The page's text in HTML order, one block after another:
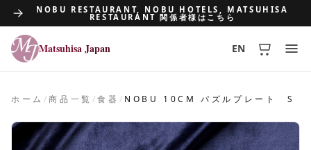
NOBU RESTAURANT, NOBU HOTELS, MATSUHISA
RESTAURANT 関係者様はこちら
Matsuhisa Japan
Matsuhisa Japan EN
ホーム /商品一覧 /食器 / NOBU 10CM パズルプレート S